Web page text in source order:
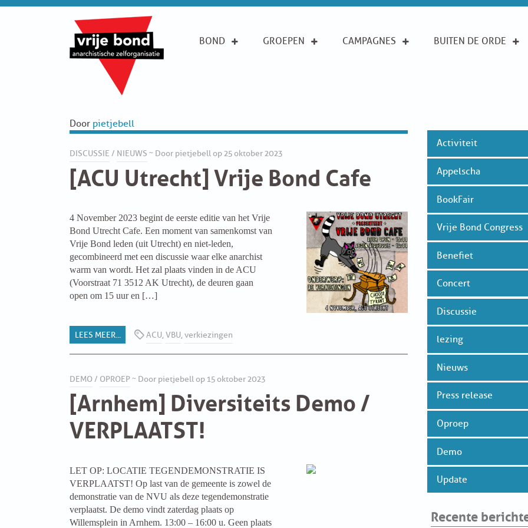
OVER DE VRIJE BOND
SOLIDARITEITSKAS
ANARCHISTISCH COLLECTIEF ANTWERPEN
ANARCHISTISCH COLLECTIEF BRUGGE
VB AMSTERDAM
VRIJ COLLECTIEF KORTRIJK
VB UTRECHT
SKIP
BOND GROEPEN CAMPAGNES BUITEN DE ORDE
Door pietjebell
Appelscha
Vrije Bond Congress
Benefiet
Concert
lezing
Press release
Oproep
Update
DISCUSSIE / NIEUWS ~ Door pietjebell op 25 oktober 2023
[ACU Utrecht] Vrije Bond Cafe
4 November 2023 begint de eerste editie van het Vrije
Bond Utrecht Cafe. Een moment van samenkomst van
Vrije Bond leden (uit Utrecht) en niet-leden,
gecombineerd met een discussie waar elke anarchist
warm van wordt. Het zal plaats vinden in de ACU
(Voorstraat 71 3512 AK Utrecht), de deuren gaan
open om 15 uur en […]
LEES MEER... ACU,VBU,verkiezingen
DEMO / OPROEP~ Door pietjebell op 15 oktober 2023
[Arnhem] Diversiteits Demo /
VERPLAATST!
LET OP: LOCATIE TEGENDEMONSTRATIE IS
VERPLAATST! Op last van de gemeente is zowel de
demonstratie van de NVU als deze tegendemonstratie
verplaatst. De demo vindt zaterdag plaats op
Willemsplein in Arnhem. 13:00 – 16:00 u. Geen plaats
Activiteit
Appelscha
BookFair
Vrije Bond Congress
Benefiet
Concert
Discussie
lezing
Nieuws
Press release
Oproep
Demo
Update
Recente